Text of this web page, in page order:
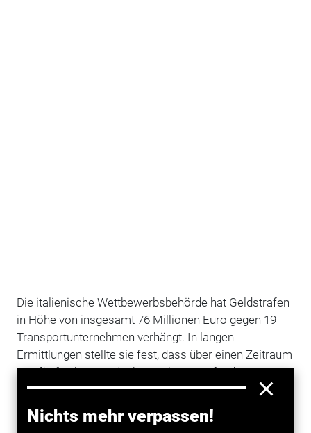
Nichts mehr verpassen!
Die italienische Wettbewerbsbehörde hat Geldstrafen
in Höhe von insgesamt 76 Millionen Euro gegen 19
Transportunternehmen verhängt. In langen
Ermittlungen stellte sie fest, dass über einen Zeitraum
von fünf Jahren Preisabsprachen stattfanden.
In mindestens 20 Treffen, die im Rahmen von
Versammlungen der Organisation der Spediteure